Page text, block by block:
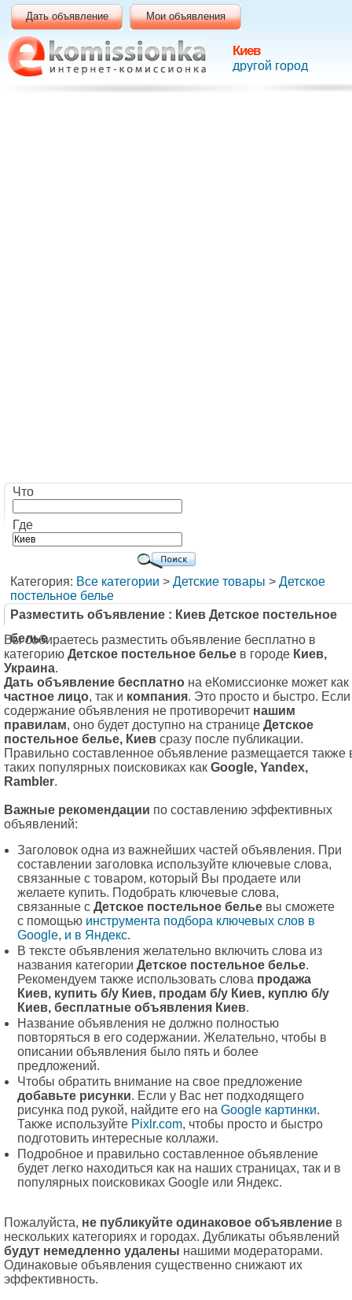
Киев
другой город
Дать объявление Мои объявления
Что
Где
Категория: Все категории > Детские товары > Детское
постельное белье
Разместить объявление : Киев Детское постельное
белье
Вы собираетесь разместить объявление бесплатно в
категорию Детское постельное белье в городе Киев,
Украина.
Дать объявление бесплатно на еКомиссионке может как
частное лицо, так и компания. Это просто и быстро. Если
содержание объявления не противоречит нашим
правилам, оно будет доступно на странице Детское
постельное белье, Киев сразу после публикации.
Правильно составленное объявление размещается также
таких популярных поисковиках как Google, Yandex,
Rambler.
Важные рекомендации по составлению эффективных
объявлений:
Заголовок одна из важнейших частей объявления. При
составлении заголовка используйте ключевые слова,
связанные с товаром, который Вы продаете или
желаете купить. Подобрать ключевые слова,
связанные с Детское постельное белье вы сможете
с помощью инструмента подбора ключевых слов в
Google, и в Яндекс.
В тексте объявления желательно включить слова из
названия категории Детское постельное белье.
Рекомендуем также использовать слова продажа
Киев, купить б/у Киев, продам б/у Киев, куплю б/у
Киев, бесплатные объявления Киев.
Название объявления не должно полностью
повторяться в его содержании. Желательно, чтобы в
описании объявления было пять и более
предложений.
Чтобы обратить внимание на свое предложение
добавьте рисунки. Если у Вас нет подходящего
рисунка под рукой, найдите его на Google картинки.
Также используйте Pixlr.com, чтобы просто и быстро
подготовить интересные коллажи.
Подробное и правильно составленное объявление
будет легко находиться как на наших страницах, так и в
популярных поисковиках Google или Яндекс.
Пожалуйста, не публикуйте одинаковое объявление в
нескольких категориях и городах. Дубликаты объявлений
будут немедленно удалены нашими модераторами.
Одинаковые объявления существенно снижают их
эффективность.